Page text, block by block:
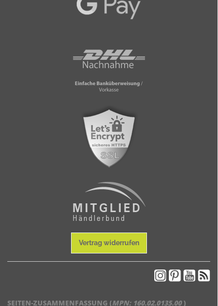
Vertrag widerrufen
SEITEN-ZUSAMMENFASSUNG (MPN: 160.02.0135.00)